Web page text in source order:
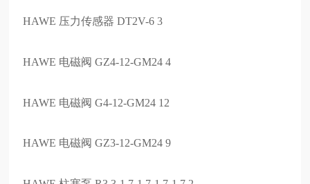
HAWE 压力传感器 DT2V-6 3
HAWE 电磁阀 GZ4-12-GM24 4
HAWE 电磁阀 G4-12-GM24 12
HAWE 电磁阀 GZ3-12-GM24 9